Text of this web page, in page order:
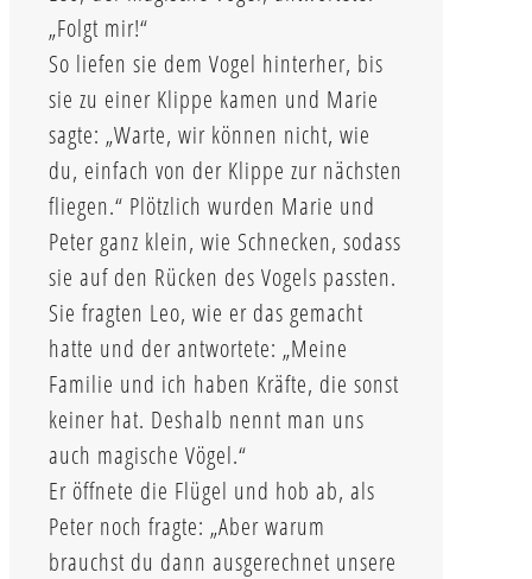
„Folgt mir!“
So liefen sie dem Vogel hinterher, bis
sie zu einer Klippe kamen und Marie
sagte: „Warte, wir können nicht, wie
du, einfach von der Klippe zur nächsten
fliegen.“ Plötzlich wurden Marie und
Peter ganz klein, wie Schnecken, sodass
sie auf den Rücken des Vogels passten.
Sie fragten Leo, wie er das gemacht
hatte und der antwortete: „Meine
Familie und ich haben Kräfte, die sonst
keiner hat. Deshalb nennt man uns
auch magische Vögel.“
Er öffnete die Flügel und hob ab, als
Peter noch fragte: „Aber warum
brauchst du dann ausgerechnet unsere